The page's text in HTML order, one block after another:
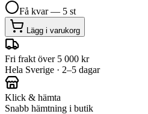
Få kvar — 5 st
Lägg i varukorg
Fri frakt över 5 000 kr
Hela Sverige · 2–5 dagar
Klick & hämta
Snabb hämtning i butik